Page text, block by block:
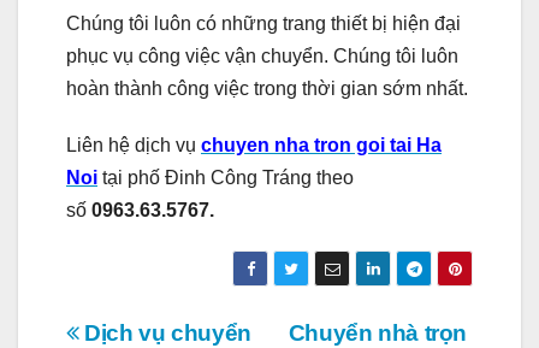
Chúng tôi luôn có những trang thiết bị hiện đại
phục vụ công việc vận chuyển. Chúng tôi luôn
hoàn thành công việc trong thời gian sớm nhất.
Liên hệ dịch vụ chuyen nha tron goi tai Ha
Noi tại phố Đinh Công Tráng theo
số 0963.63.5767.
Chuyển nhà trọn
Dịch vụ chuyển